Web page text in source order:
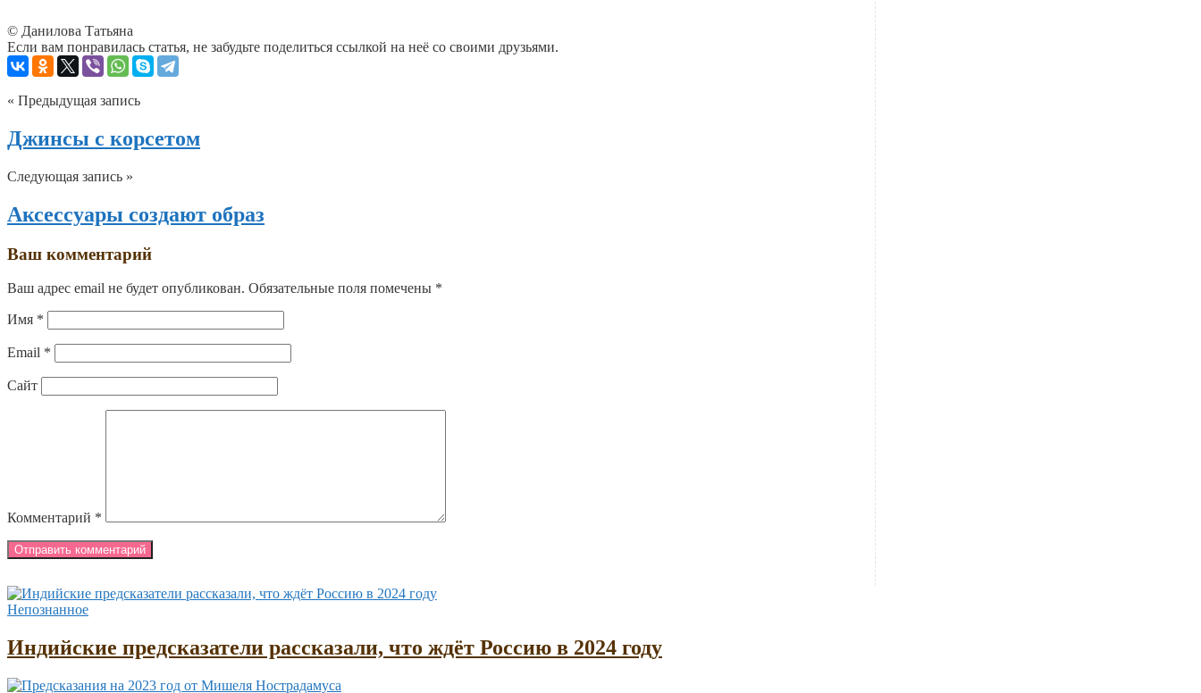
© Данилова Татьяна
Если вам понравилась статья, не забудьте поделиться ссылкой на неё со своими друзьями.
« Предыдущая запись
Джинсы с корсетом
Следующая запись »
Аксессуары создают образ
Ваш комментарий
Ваш адрес email не будет опубликован. Обязательные поля помечены *
Имя *
Email *
Сайт
Комментарий *
Непознанное
Индийские предсказатели рассказали, что ждёт Россию в 2024 году